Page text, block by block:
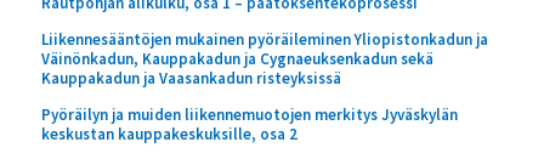
Liikennesääntöjen mukainen pyöräileminen Yliopistonkadun ja
Väinönkadun, Kauppakadun ja Cygnaeuksenkadun sekä
Kauppakadun ja Vaasankadun risteyksissä
Pyöräilyn ja muiden liikennemuotojen merkitys Jyväskylän
keskustan kauppakeskuksille, osa 2